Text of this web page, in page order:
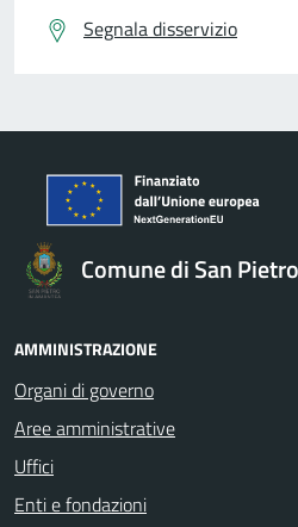
Segnala disservizio
Comune di San
AMMINISTRAZIONE
Organi di governo
Aree amministrative
Uffici
Enti e fondazioni